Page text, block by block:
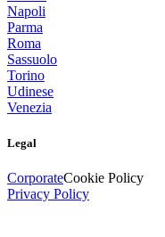
Napoli
Parma
Roma
Sassuolo
Torino
Udinese
Venezia
Legal
CorporateCookie Policy
Privacy Policy